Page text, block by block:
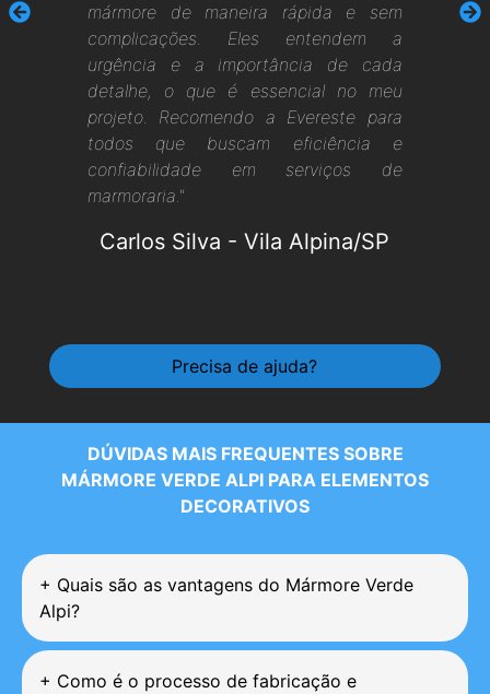
mármore de maneira rápida e sem
complicações. Eles entendem a
urgência e a importância de cada
detalhe, o que é essencial no meu
projeto. Recomendo a Evereste para
todos que buscam eficiência e
confiabilidade em serviços de
marmoraria."
Carlos Silva -Vila Alpina/SP
Precisa de ajuda?
DÚVIDAS MAIS FREQUENTES SOBRE
MÁRMORE VERDE ALPI PARA ELEMENTOS
DECORATIVOS
+ Quais são as vantagens do Mármore Verde
Alpi?
+ Como é o processo de fabricação e